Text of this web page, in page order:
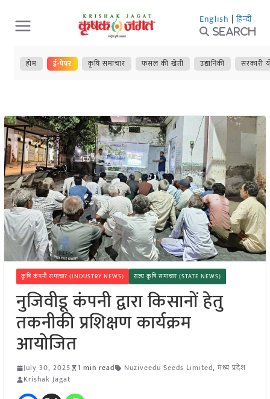
Skip
to
content
English | हिन्दी
Search
होम ई-पेपर कृषि समाचार फसल की खेती उद्यानिकी सरकारी
कृषि कंपनी समाचार (INDUSTRY NEWS) राज्य कृषि समाचार (STATE NEWS)
नुजिवीडू कंपनी द्वारा किसानों हेतु
तकनीकी प्रशिक्षण कार्यक्रम
आयोजित
July 30, 2025 1 min read Nuziveedu Seeds Limited, मध्य प्रदेश
Krishak Jagat